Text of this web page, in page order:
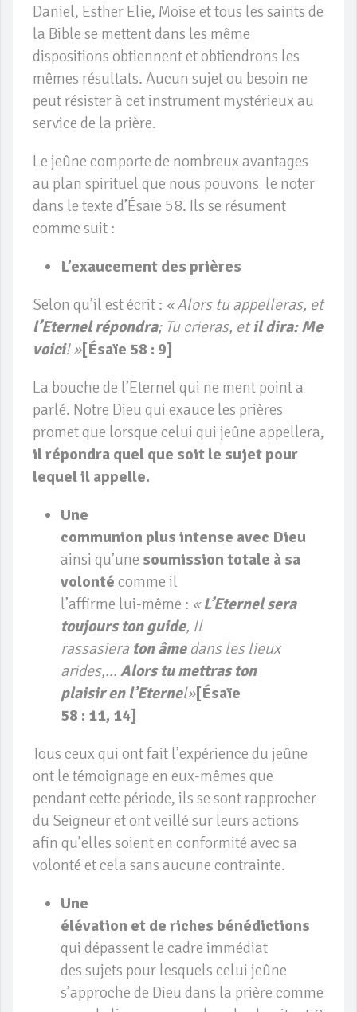
Daniel, Esther Elie, Moise et tous les saints de
la Bible se mettent dans les même
dispositions obtiennent et obtiendrons les
mêmes résultats. Aucun sujet ou besoin ne
peut résister à cet instrument mystérieux au
service de la prière.
Le jeûne comporte de nombreux avantages
au plan spirituel que nous pouvons le noter
dans le texte d’Ésaïe 58. Ils se résument
comme suit :
L’exaucement des prières
Selon qu’il est écrit : « Alors tu appelleras, et
l’Eternel répondra; Tu crieras, etil dira: Me
voici! »[Ésaïe 58 : 9]
La bouche de l’Eternel qui ne ment point a
parlé. Notre Dieu qui exauce les prières
promet que lorsque celui qui jeûne appellera,
il répondra quel que soit le sujet pour
lequel il appelle.
Une
communion plus intense avec Dieu
ainsi qu’une soumission totale à sa
volonté comme il
l’affirme lui-même : «L’Eternel sera
toujours ton guide, Il
rassasiera ton âmedans les lieux
arides,… Alors tu mettras ton
plaisir en l’Eternel»[Ésaïe
58 : 11, 14]
Tous ceux qui ont fait l’expérience du jeûne
ont le témoignage en eux-mêmes que
pendant cette période, ils se sont rapprocher
du Seigneur et ont veillé sur leurs actions
afin qu’elles soient en conformité avec sa
volonté et cela sans aucune contrainte.
Une
élévation et de riches bénédictions
qui dépassent le cadre immédiat
des sujets pour lesquels celui jeûne
s’approche de Dieu dans la prière comme